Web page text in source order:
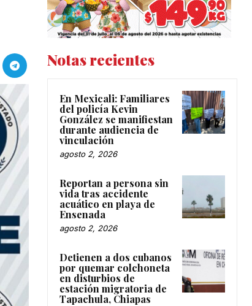
Notas recientes
En Mexicali: Familiares
del policía Kevin
González se manifiestan
durante audiencia de
vinculación
agosto 2, 2026
Reportan a persona sin
vida tras accidente
acuático en playa de
Ensenada
agosto 2, 2026
Detienen a dos cubanos
por quemar colchoneta
en disturbios de
estación migratoria de
Tapachula, Chiapas